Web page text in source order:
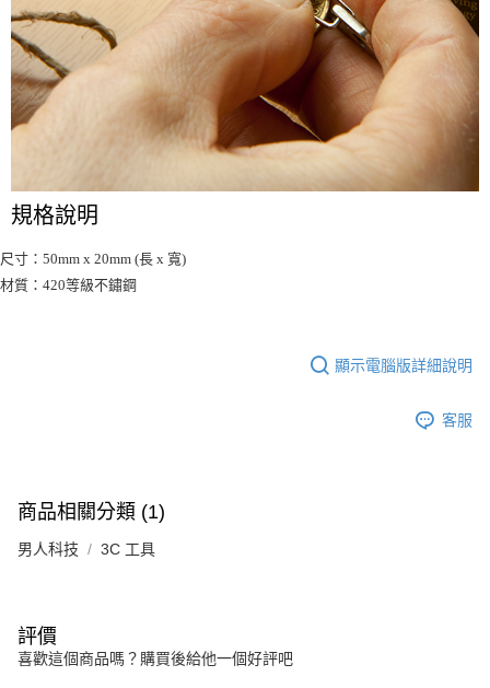
規格說明
尺寸：50mm x 20mm (長 x 寬)
材質：420等級不鏽鋼
顯示電腦版詳細說明
客服
商品相關分類 (1)
男人科技 3C 工具
評價
喜歡這個商品嗎？購買後給他一個好評吧